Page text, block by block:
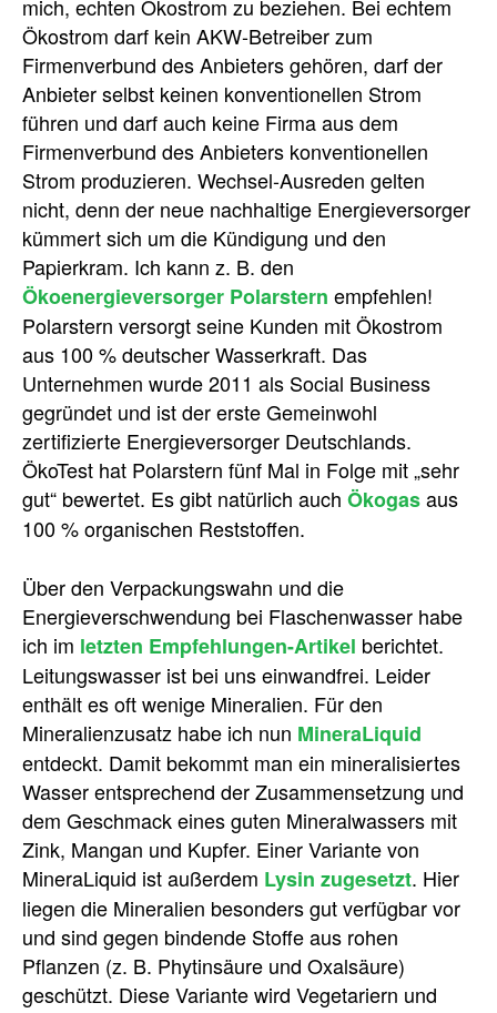
mich, echten Ökostrom zu beziehen. Bei echtem
Ökostrom darf kein AKW-Betreiber zum
Firmenverbund des Anbieters gehören, darf der
Anbieter selbst keinen konventionellen Strom
führen und darf auch keine Firma aus dem
Firmenverbund des Anbieters konventionellen
Strom produzieren. Wechsel-Ausreden gelten
nicht, denn der neue nachhaltige Energieversorger
kümmert sich um die Kündigung und den
Papierkram. Ich kann z. B. den
Ökoenergieversorger Polarstern empfehlen!
Polarstern versorgt seine Kunden mit Ökostrom
aus 100 % deutscher Wasserkraft. Das
Unternehmen wurde 2011 als Social Business
gegründet und ist der erste Gemeinwohl
zertifizierte Energieversorger Deutschlands.
ÖkoTest hat Polarstern fünf Mal in Folge mit „sehr
gut“ bewertet. Es gibt natürlich auch Ökogasaus
100 % organischen Reststoffen.
Über den Verpackungswahn und die
Energieverschwendung bei Flaschenwasser habe
ich im letzten Empfehlungen-Artikel berichtet.
Leitungswasser ist bei uns einwandfrei. Leider
enthält es oft wenige Mineralien. Für den
Mineralienzusatz habe ich nun MineraLiquid
entdeckt. Damit bekommt man ein mineralisiertes
Wasser entsprechend der Zusammensetzung und
dem Geschmack eines guten Mineralwassers mit
Zink, Mangan und Kupfer. Einer Variante von
MineraLiquid ist außerdem Lysin zugesetzt. Hier
liegen die Mineralien besonders gut verfügbar vor
und sind gegen bindende Stoffe aus rohen
Pflanzen (z. B. Phytinsäure und Oxalsäure)
geschützt. Diese Variante wird Vegetariern und